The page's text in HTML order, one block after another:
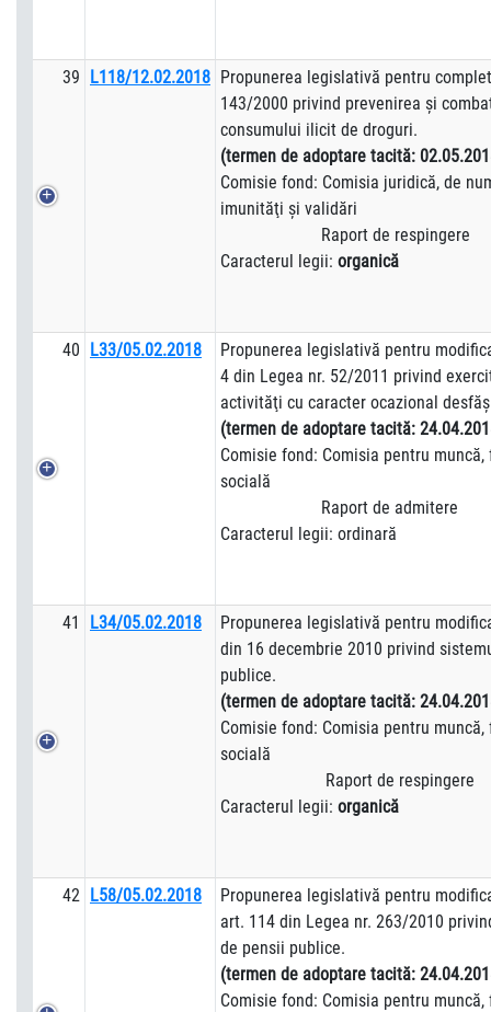
39 L118/12.02.2018 Propunerea legislativă pentru
143/2000 privind prevenirea şi
consumului ilicit de droguri.
(termen de adoptare tacită:
Comisie fond: Comisia juridică, de
imunităţi şi validări
Raport de respingere
Caracterul legii: organică
40 L33/05.02.2018
Propunerea legislativă pentru
4 din Legea nr. 52/2011 privind
activităţi cu caracter ocazional
(termen de adoptare tacită:
Comisie fond: Comisia pentru
socială
Raport de admitere
Caracterul legii: ordinară
41 L34/05.02.2018
Propunerea legislativă pentru
din 16 decembrie 2010 privind
publice.
(termen de adoptare tacită:
Comisie fond: Comisia pentru
socială
Raport de respingere
Caracterul legii: organică
42 L58/05.02.2018
Propunerea legislativă pentru
art. 114 din Legea nr. 263/2010
de pensii publice.
(termen de adoptare tacită:
Comisie fond: Comisia pentru